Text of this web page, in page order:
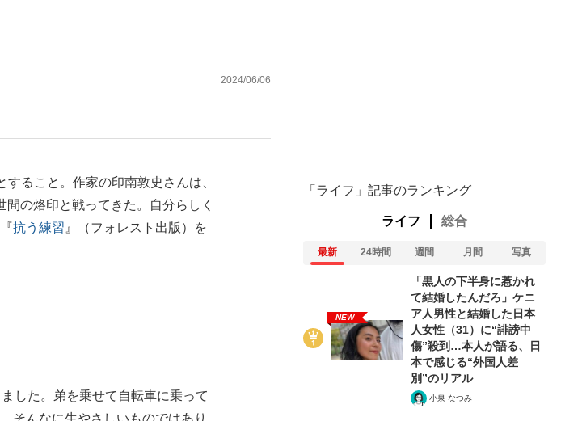
と見る
2024/06/06
ること。作家の印南敦史さんは、
の烙印と戦ってきた。自分らしく
抗う練習 』（フォレスト出版）を
した。弟を乗せて自転車に乗って
そんなに生やさしいものではあり
「ライフ」記事のランキング
ライフ 総合
最新 24時間 週間 月間 写真
NEW
「黒人の下半身に惹かれ
て結婚したんだろ」ケニ
ア人男性と結婚した日本
人女性（31）に“誹謗中
傷”殺到…本人が語る、日
本で感じる“外国人差
別”のリアル
小泉 なつみ